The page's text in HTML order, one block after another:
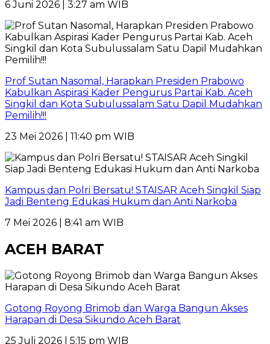
6 Juni 2026 | 3:27 am WIB
Prof Sutan Nasomal, Harapkan Presiden Prabowo
Kabulkan Aspirasi Kader Pengurus Partai Kab. Aceh
Singkil dan Kota Subulussalam Satu Dapil Mudahkan
Pemilih!!!
23 Mei 2026 | 11:40 pm WIB
Kampus dan Polri Bersatu! STAISAR Aceh Singkil Siap
Jadi Benteng Edukasi Hukum dan Anti Narkoba
7 Mei 2026 | 8:41 am WIB
ACEH BARAT
Gotong Royong Brimob dan Warga Bangun Akses
Harapan di Desa Sikundo Aceh Barat
25 Juli 2026 | 5:15 pm WIB